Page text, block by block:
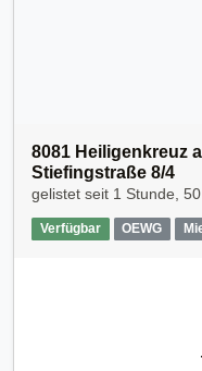
8081 Heiligenkreuz
Stiefingstraße 8/4
gelistet seit 1 Stunde,
Verfügbar OEWG